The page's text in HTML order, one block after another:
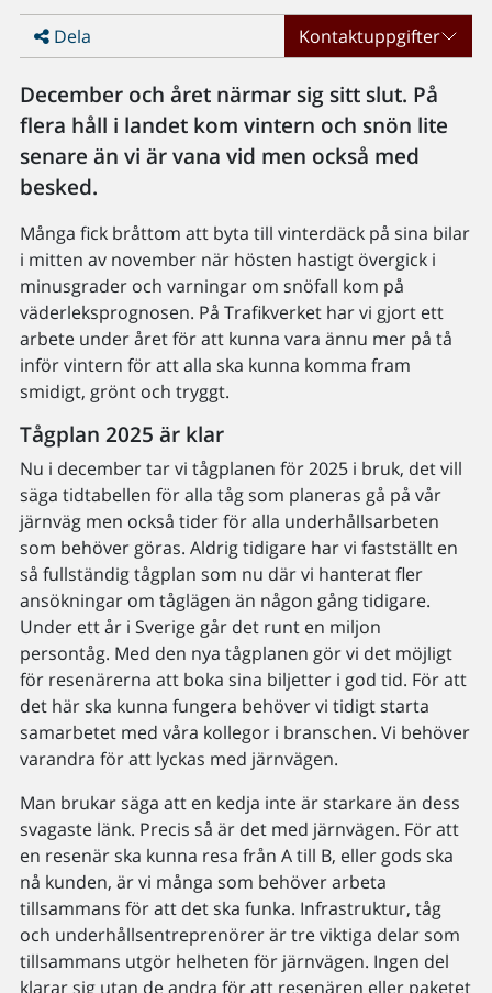
Dela Kontaktuppgifter
December och året närmar sig sitt slut. På
flera håll i landet kom vintern och snön lite
senare än vi är vana vid men också med
besked.
Många fick bråttom att byta till vinterdäck på sina bilar
i mitten av november när hösten hastigt övergick i
minusgrader och varningar om snöfall kom på
väderleksprognosen. På Trafikverket har vi gjort ett
arbete under året för att kunna vara ännu mer på tå
inför vintern för att alla ska kunna komma fram
smidigt, grönt och tryggt.
Tågplan 2025 är klar
Nu i december tar vi tågplanen för 2025 i bruk, det vill
säga tidtabellen för alla tåg som planeras gå på vår
järnväg men också tider för alla underhållsarbeten
som behöver göras. Aldrig tidigare har vi fastställt en
så fullständig tågplan som nu där vi hanterat fler
ansökningar om tåglägen än någon gång tidigare.
Under ett år i Sverige går det runt en miljon
persontåg. Med den nya tågplanen gör vi det möjligt
för resenärerna att boka sina biljetter i god tid. För att
det här ska kunna fungera behöver vi tidigt starta
samarbetet med våra kollegor i branschen. Vi behöver
varandra för att lyckas med järnvägen.
Man brukar säga att en kedja inte är starkare än dess
svagaste länk. Precis så är det med järnvägen. För att
en resenär ska kunna resa från A till B, eller gods ska
nå kunden, är vi många som behöver arbeta
tillsammans för att det ska funka. Infrastruktur, tåg
och underhållsentreprenörer är tre viktiga delar som
tillsammans utgör helheten för järnvägen. Ingen del
klarar sig utan de andra för att resenären eller paketet